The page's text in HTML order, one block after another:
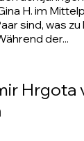
H. im
sind, was
der...